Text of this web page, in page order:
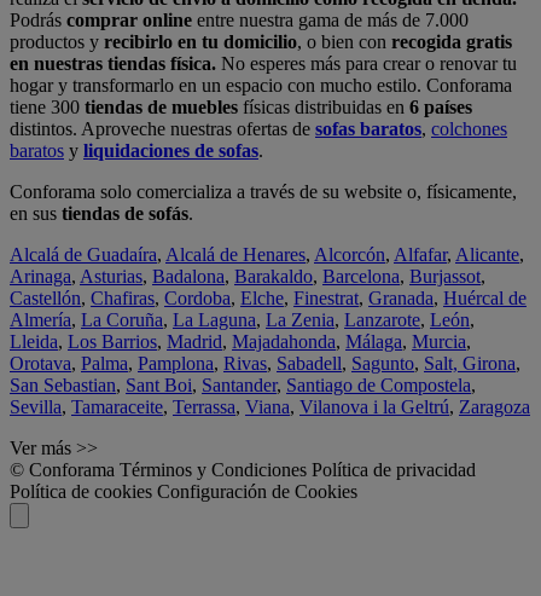
Podrás comprar online entre nuestra gama de más de 7.000
productos y recibirlo en tu domicilio, o bien con recogida gratis
en nuestras tiendas física. No esperes más para crear o renovar tu
hogar y transformarlo en un espacio con mucho estilo. Conforama
tiene 300 tiendas de muebles físicas distribuidas en 6 países
distintos. Aproveche nuestras ofertas de sofas baratos, colchones
baratos y liquidaciones de sofas.
Conforama solo comercializa a través de su website o, físicamente,
en sus tiendas de sofás.
Alcalá de Guadaíra, Alcalá de Henares, Alcorcón, Alfafar, Alicante,
Arinaga, Asturias, Badalona, Barakaldo, Barcelona, Burjassot,
Castellón, Chafiras, Cordoba, Elche, Finestrat, Granada, Huércal de
Almería, La Coruña, La Laguna, La Zenia, Lanzarote, León,
Lleida, Los Barrios, Madrid, Majadahonda, Málaga, Murcia,
Orotava, Palma, Pamplona, Rivas, Sabadell, Sagunto, Salt, Girona,
San Sebastian, Sant Boi, Santander, Santiago de Compostela,
Sevilla, Tamaraceite, Terrassa, Viana, Vilanova i la Geltrú, Zaragoza
Ver más >>
© Conforama Términos y Condiciones Política de privacidad
Política de cookies Configuración de Cookies